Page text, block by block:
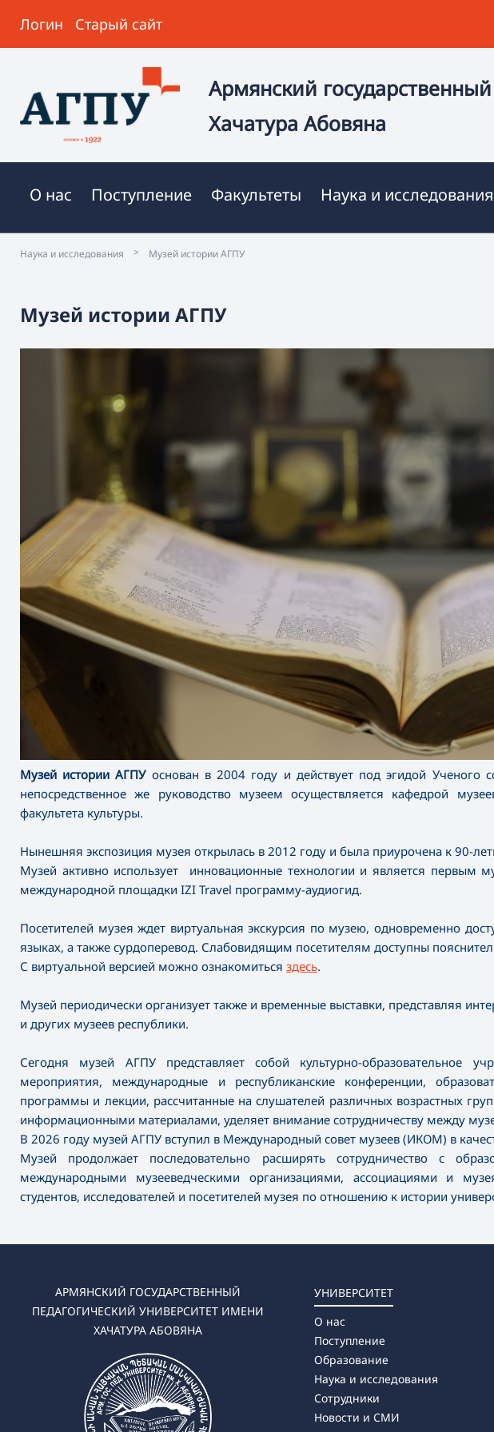
Логин Старый сайт
Армянский
Хачатура Абовяна
О нас Поступление Факультеты Наука и исследования
Наука и исследования > Музей истории АГПУ
Музей истории АГПУ
Музей истории АГПУ основан в 2004 году и действует под эгидой Ученого
непосредственное же руководство музеем осуществляется кафедрой
факультета культуры.
Нынешняя экспозиция музея открылась в 2012 году и была приурочена к 90-
Музей активно использует инновационные технологии и является первым
международной площадки IZI Travel программу-аудиогид.
Посетителей музея ждет виртуальная экскурсия по музею, одновременно
языках, а также сурдоперевод. Слабовидящим посетителям доступны
С виртуальной версией можно ознакомиться здесь.
Музей периодически организует также и временные выставки, представляя
и других музеев республики.
Сегодня музей АГПУ представляет собой культурно-образовательное
мероприятия, международные и республиканские конференции,
программы и лекции, рассчитанные на слушателей различных возрастных
информационными материалами, уделяет внимание сотрудничеству между
В 2026 году музей АГПУ вступил в Международный совет музеев (ИКОМ) в
Музей продолжает последовательно расширять сотрудничество с
международными музееведческими организациями, ассоциациями и
студентов, исследователей и посетителей музея по отношению к истории
АРМЯНСКИЙ ГОСУДАРСТВЕННЫЙ
ПЕДАГОГИЧЕСКИЙ УНИВЕРСИТЕТ ИМЕНИ
ХАЧАТУРА АБОВЯНА
УНИВЕРСИТЕТ
О нас
Поступление
Образование
Наука и исследования
Сотрудники
Новости и СМИ